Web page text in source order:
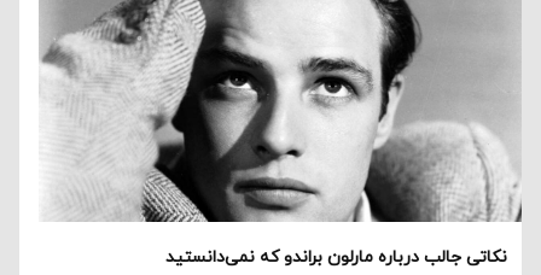
نکاتی جالب درباره مارلون براندو که نمی‌دانستید